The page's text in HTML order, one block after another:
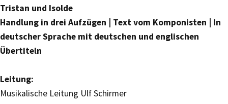
Tristan und Isolde
Handlung in drei Aufzügen | Text vom Komponisten | In
deutscher Sprache mit deutschen und englischen
Übertiteln
Leitung:
Musikalische Leitung Ulf Schirmer